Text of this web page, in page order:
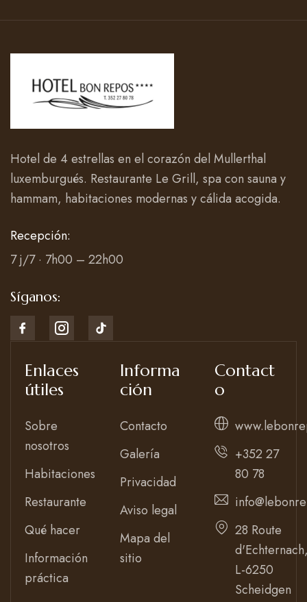
Hotel de 4 estrellas en el corazón del Mullerthal
luxemburgués. Restaurante Le Grill, spa con sauna y
hammam, habitaciones modernas y cálida acogida.
Recepción:
7 j/7 · 7h00 – 22h00
Síganos:
Enlaces
útiles
Sobre
nosotros
Habitaciones
Restaurante
Qué hacer
Información
práctica
Informa
ción
Contacto
Galería
Privacidad
Aviso legal
Mapa del
sitio
Contact
o
+352 27
80 78
28 Route
L-6250
Scheidgen